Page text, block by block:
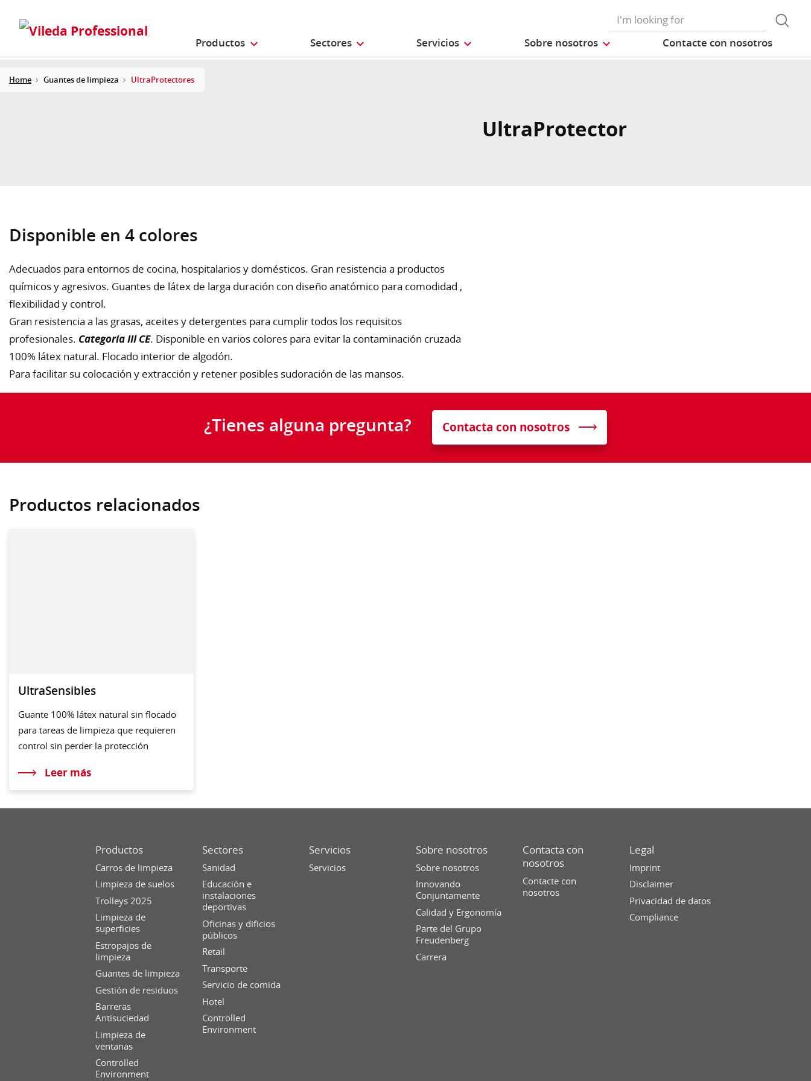
Productos Sectores Servicios Sobre nosotros Contacte con nosotros
Home Guantes de limpieza UltraProtectores
UltraProtector
Disponible en 4 colores
Adecuados para entornos de cocina, hospitalarios y domésticos. Gran resistencia a productos
químicos y agresivos. Guantes de látex de larga duración con diseño anatómico para comodidad ,
flexibilidad y control.
Gran resistencia a las grasas, aceites y detergentes para cumplir todos los requisitos
profesionales. Categoria III CE. Disponible en varios colores para evitar la contaminación cruzada
100% látex natural. Flocado interior de algodón.
Para facilitar su colocación y extracción y retener posibles sudoración de las mansos.
¿Tienes alguna pregunta? Contacta con nosotros
Productos relacionados
UltraSensibles
Guante 100% látex natural sin flocado
para tareas de limpieza que requieren
control sin perder la protección
Leer más
Productos
Carros de limpieza
Limpieza de suelos
Trolleys 2025
Limpieza de
superficies
Estropajos de
limpieza
Guantes de limpieza
Gestión de residuos
Barreras
Antisuciedad
Limpieza de
ventanas
Controlled
Environment
Sectores
Sanidad
Educación e
instalaciones
deportivas
Oficinas y dificios
públicos
Retail
Transporte
Servicio de comida
Hotel
Controlled
Environment
Servicios
Servicios
Sobre nosotros
Sobre nosotros
Innovando
Conjuntamente
Calidad y Ergonomía
Parte del Grupo
Freudenberg
Carrera
Contacta con
nosotros
Contacte con
nosotros
Legal
Imprint
Disclaimer
Privacidad de datos
Compliance